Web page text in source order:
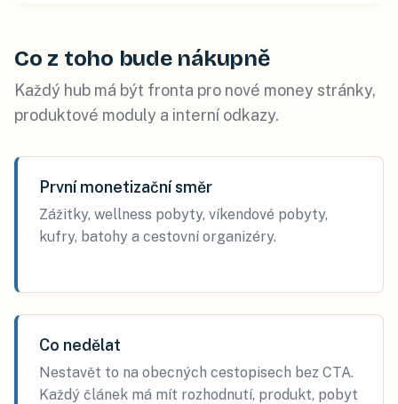
Co z toho bude nákupně
Každý hub má být fronta pro nové money stránky,
produktové moduly a interní odkazy.
První monetizační směr
Zážitky, wellness pobyty, víkendové pobyty,
kufry, batohy a cestovní organizéry.
Co nedělat
Nestavět to na obecných cestopisech bez CTA.
Každý článek má mít rozhodnutí, produkt, pobyt